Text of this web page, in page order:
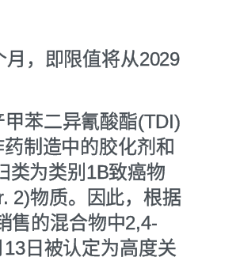
，即限值将从2029
苯二异氰酸酯(TDI)
制造中的胶化剂和
类为类别1B致癌物
2)物质。因此，根据
售的混合物中2,4-
日被认定为高度关